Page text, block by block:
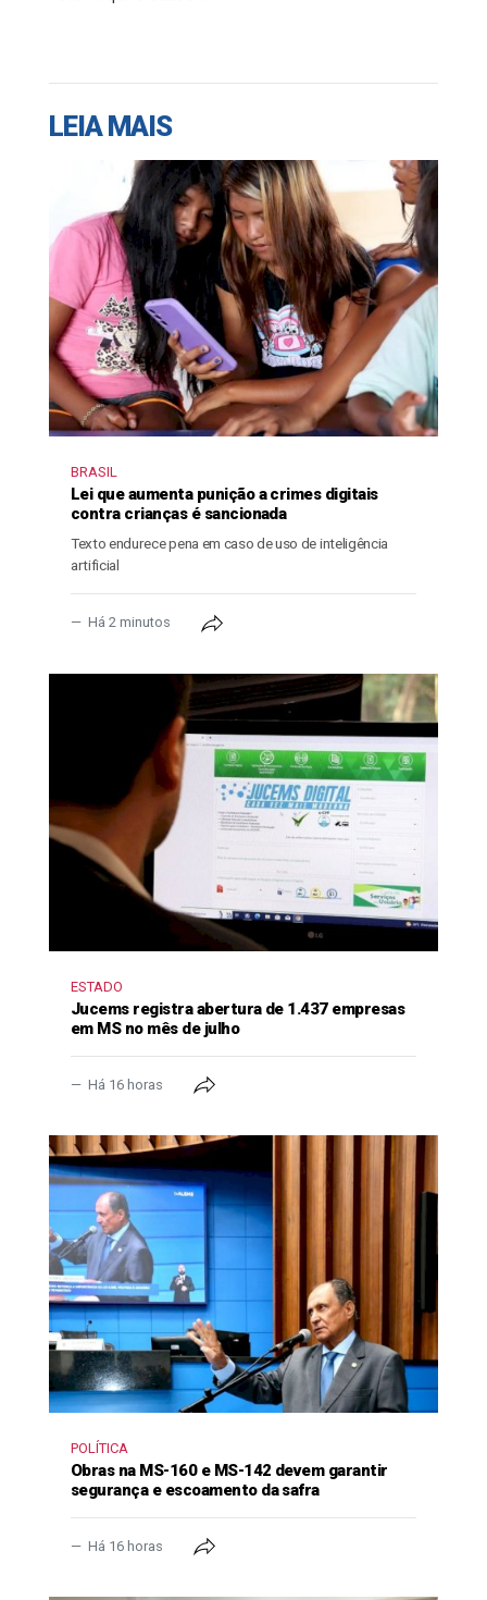
LEIA MAIS
BRASIL
Lei que aumenta punição a crimes digitais
contra crianças é sancionada
Texto endurece pena em caso de uso de inteligência
artificial
Há 2 minutos
ESTADO
Jucems registra abertura de 1.437 empresas
em MS no mês de julho
Há 16 horas
POLÍTICA
Obras na MS-160 e MS-142 devem garantir
segurança e escoamento da safra
Há 16 horas